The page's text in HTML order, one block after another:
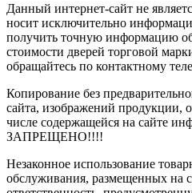
Данный интернет-сайт не
носит исключительно
получить точную информацию
стоимости дверей торговой
обращайтесь по контактному
Копирование без
сайта, изображений продукции,
числе содержащейся на сайте
ЗАПРЕЩЕНО!!!!
Незаконное использование
обслуживания, размещенных на